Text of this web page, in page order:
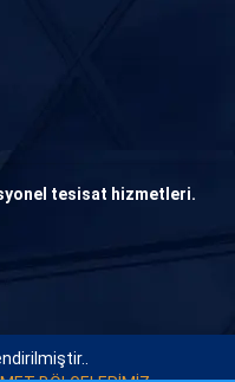
tesisat hizmetleri.